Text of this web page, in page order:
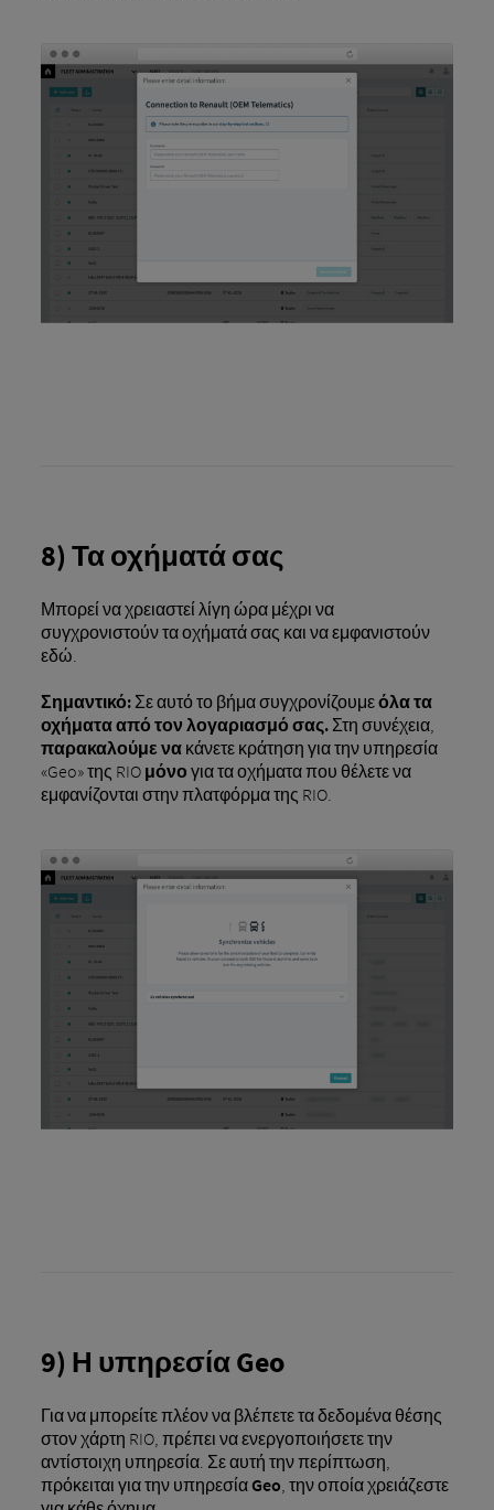
8) Τα οχήματά σας
Μπορεί να χρειαστεί λίγη ώρα μέχρι να
συγχρονιστούν τα οχήματά σας και να εμφανιστούν
εδώ.
Σημαντικό:Σε αυτό το βήμα συγχρονίζουμεόλα τα
οχήματα από τον λογαριασμό σας. Στη συνέχεια,
παρακαλούμε να κάνετε κράτηση για την υπηρεσία
«Geo» της RIO μόνο για τα οχήματα που θέλετε να
εμφανίζονται στην πλατφόρμα της RIO.
9) Η υπηρεσία Geo
Για να μπορείτε πλέον να βλέπετε τα δεδομένα θέσης
στον χάρτη RIO, πρέπει να ενεργοποιήσετε την
αντίστοιχη υπηρεσία. Σε αυτή την περίπτωση,
πρόκειται για την υπηρεσία Geo , την οποία χρειάζεστε